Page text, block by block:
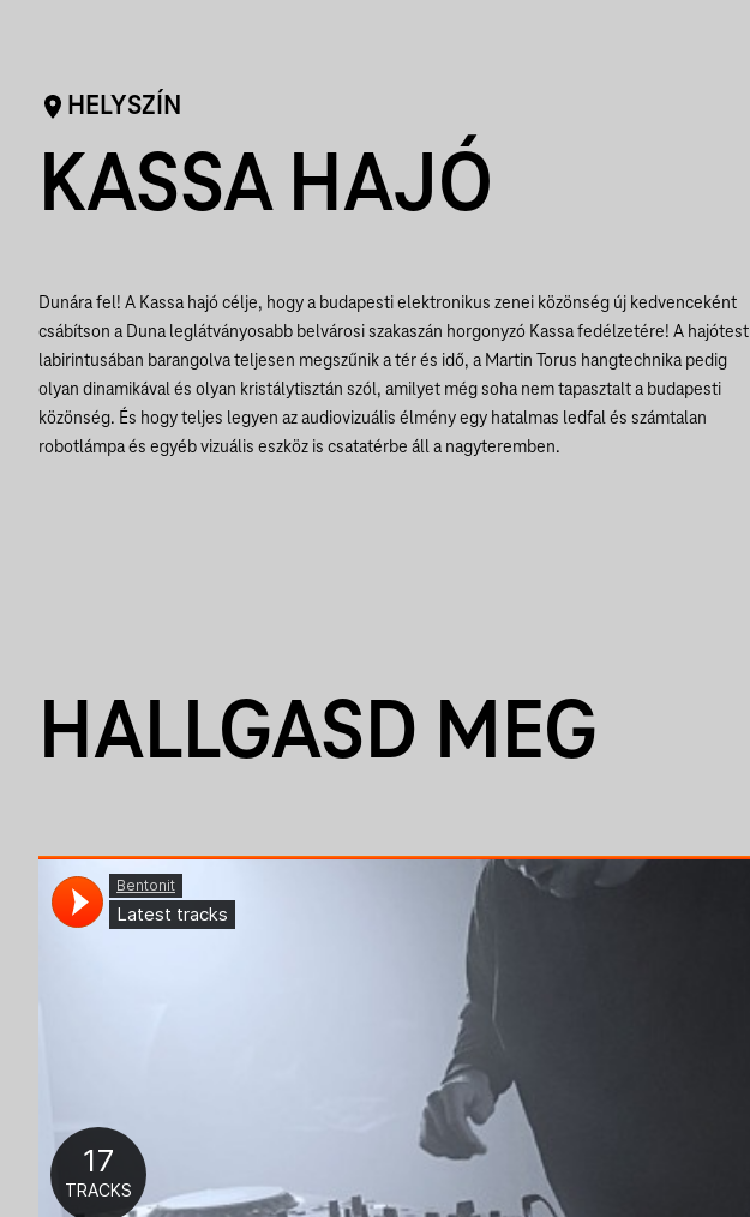
HELYSZÍN
KASSA HAJÓ
Dunára fel! A Kassa hajó célje, hogy a budapesti elektronikus zenei közönség új kedvenceként
csábítson a Duna leglátványosabb belvárosi szakaszán horgonyzó Kassa fedélzetére! A hajótest
labirintusában barangolva teljesen megszűnik a tér és idő, a Martin Torus hangtechnika pedig
olyan dinamikával és olyan kristálytisztán szól, amilyet még soha nem tapasztalt a budapesti
közönség. És hogy teljes legyen az audiovizuális élmény egy hatalmas ledfal és számtalan
robotlámpa és egyéb vizuális eszköz is csatatérbe áll a nagyteremben.
HALLGASD MEG